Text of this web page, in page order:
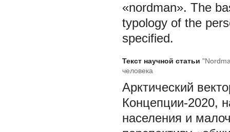
«nordman». The
typology of the
specified.
Текст научной статьи
человека
Арктический
Концепции-2020,
населения и